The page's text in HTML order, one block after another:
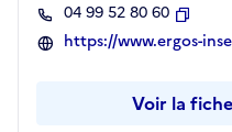
04 99 52 80 60
https://www.ergos-
Voir la